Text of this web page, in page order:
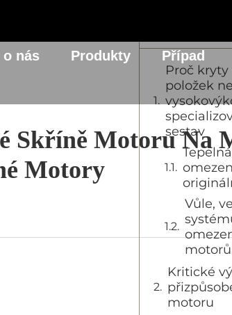
nás Produkty Případ
Skříně Motoru Na
Motory
Proč
položek
sestav
Vůle,
motorů
Kritické
motoru